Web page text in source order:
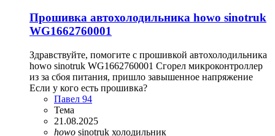
Прошивка автохолодильника howo sinotruk
WG1662760001
Здравствуйте, помогите с прошивкой автохолодильника
howo sinotruk WG1662760001 Сгорел микроконтроллер
из за сбоя питания, пришло завышенное напряжение
Если у кого есть прошивка?
Павел 94
Тема
21.08.2025
howo sinotruk холодильник